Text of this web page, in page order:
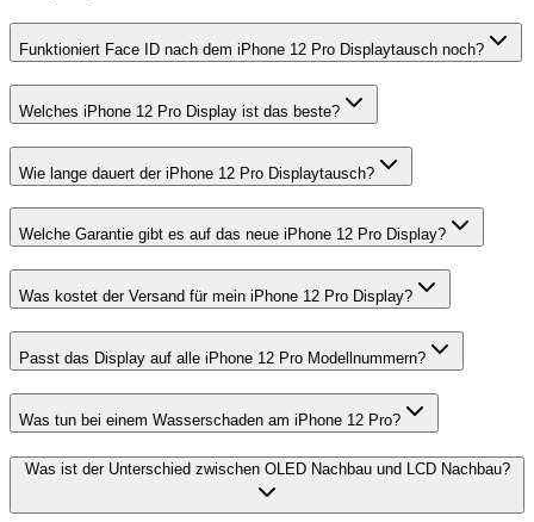
Funktioniert Face ID nach dem iPhone 12 Pro Displaytausch noch?
Welches iPhone 12 Pro Display ist das beste?
Wie lange dauert der iPhone 12 Pro Displaytausch?
Welche Garantie gibt es auf das neue iPhone 12 Pro Display?
Was kostet der Versand für mein iPhone 12 Pro Display?
Passt das Display auf alle iPhone 12 Pro Modellnummern?
Was tun bei einem Wasserschaden am iPhone 12 Pro?
Was ist der Unterschied zwischen OLED Nachbau und LCD Nachbau?